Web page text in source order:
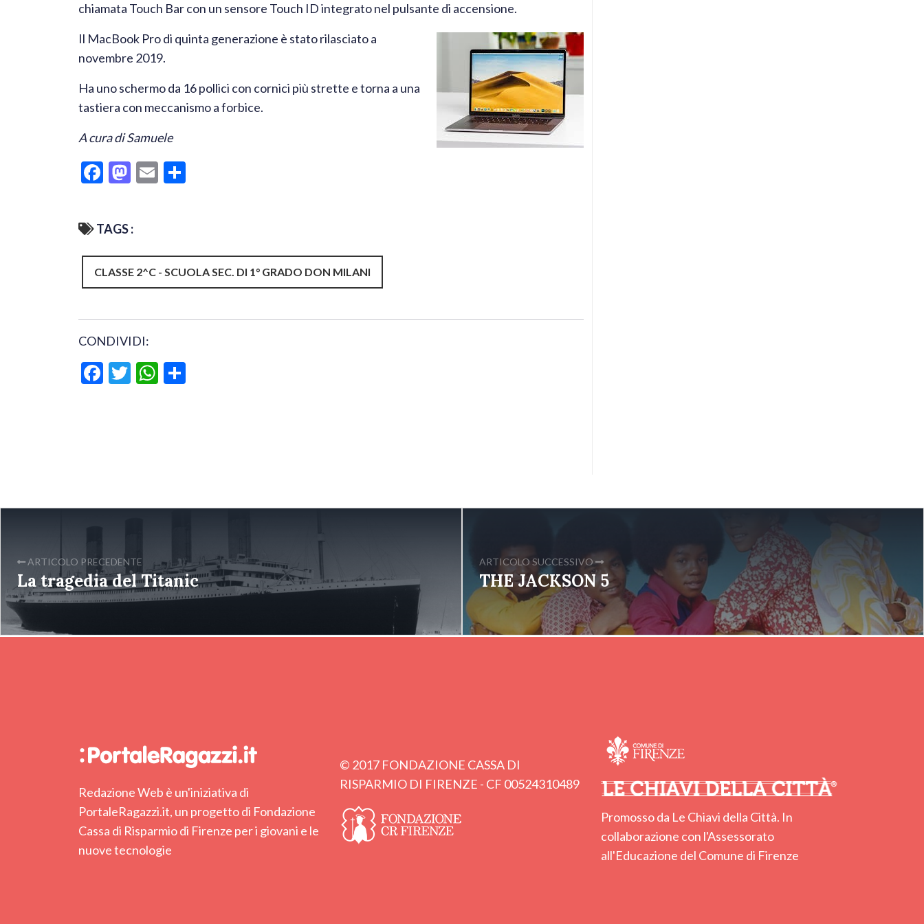
chiamata Touch Bar con un sensore Touch ID integrato nel pulsante di accensione.
Il MacBook Pro di quinta generazione è stato rilasciato a
novembre 2019.
Ha uno schermo da 16 pollici con cornici più strette e torna a una
tastiera con meccanismo a forbice.
A cura di Samuele
Facebook
Mastodon
Email
TAGS :
CLASSE 2^C - SCUOLA SEC. DI 1° GRADO DON MILANI
CONDIVIDI:
Facebook
TwitterWhatsApp
ARTICOLO PRECEDENTE
La tragedia del Titanic
ARTICOLO SUCCESSIVO
THE JACKSON 5
Redazione Web è un'iniziativa di
PortaleRagazzi.it, un progetto di Fondazione
Cassa di Risparmio di Firenze per i giovani e le
nuove tecnologie
© 2017 FONDAZIONE CASSA DI
RISPARMIO DI FIRENZE - CF 00524310489
Promosso da Le Chiavi della Città. In
collaborazione con l'Assessorato
all'Educazione del Comune di Firenze